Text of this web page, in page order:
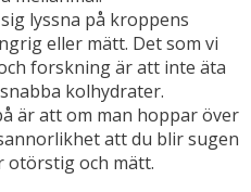
lyssna på kroppens
eller mätt. Det som vi
forskning är att inte äta
kolhydrater.
är att om man hoppar över
att du blir sugen
otörstig och mätt.